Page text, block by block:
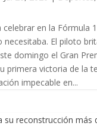
en la Fórmula
El piloto
domingo el Gran
primera victoria de la
impecable en...